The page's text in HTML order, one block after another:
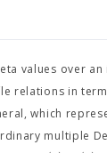
values over
relations in
which
multiple